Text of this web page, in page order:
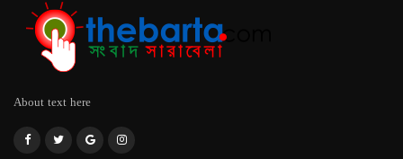
About text here